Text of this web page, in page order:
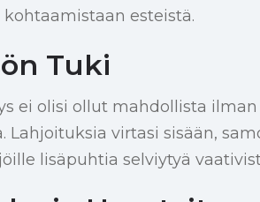
esteistä.
Tuki
ei olisi ollut mahdollista
Lahjoituksia virtasi sisään,
lisäpuhtia selviytyä